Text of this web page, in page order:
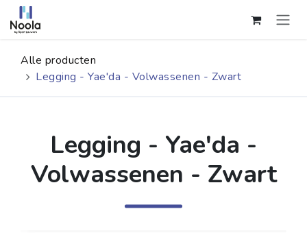
Overslaan naar inhoud
Alle producten
Legging - Yae'da - Volwassenen - Zwart
Legging - Yae'da -
Volwassenen - Zwart